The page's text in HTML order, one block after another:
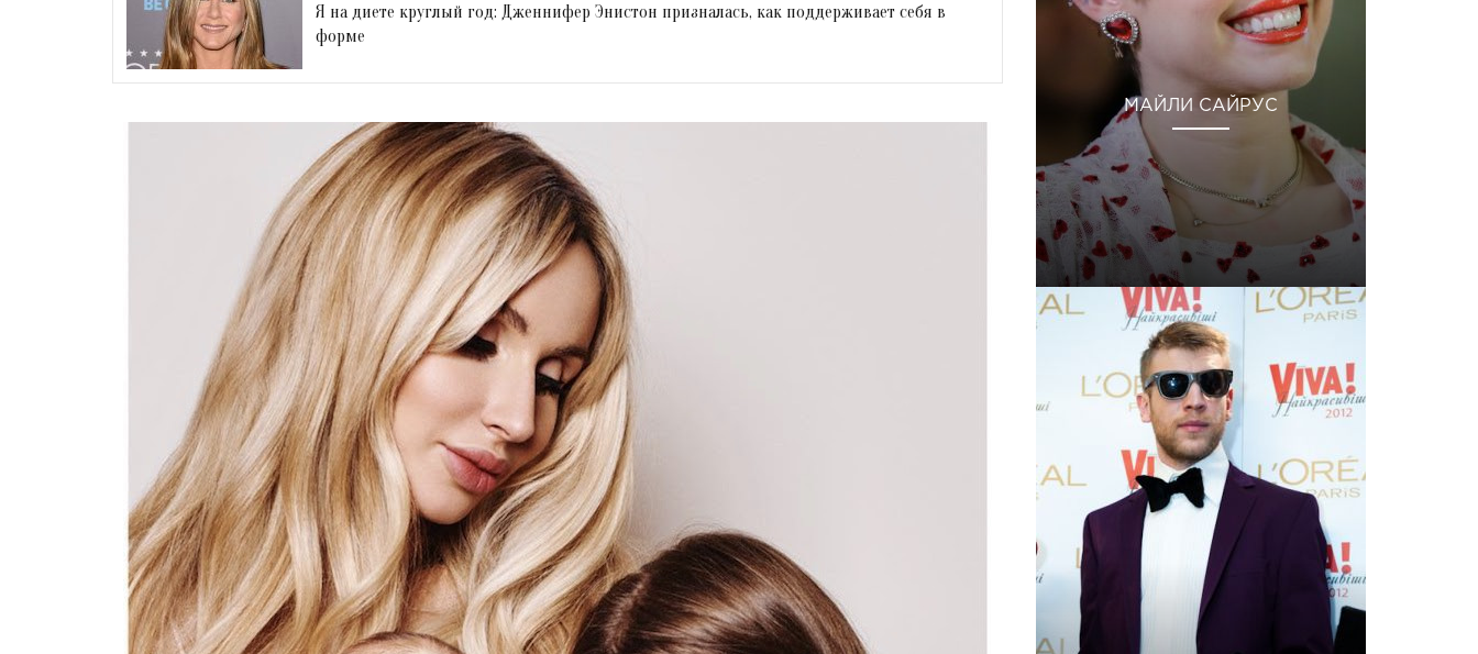
Я на диете круглый год: Дженнифер Энистон призналась, как поддерживает себя в
форме
МАЙЛИ САЙРУС